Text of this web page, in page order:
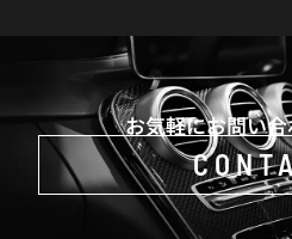
お気軽にお問い